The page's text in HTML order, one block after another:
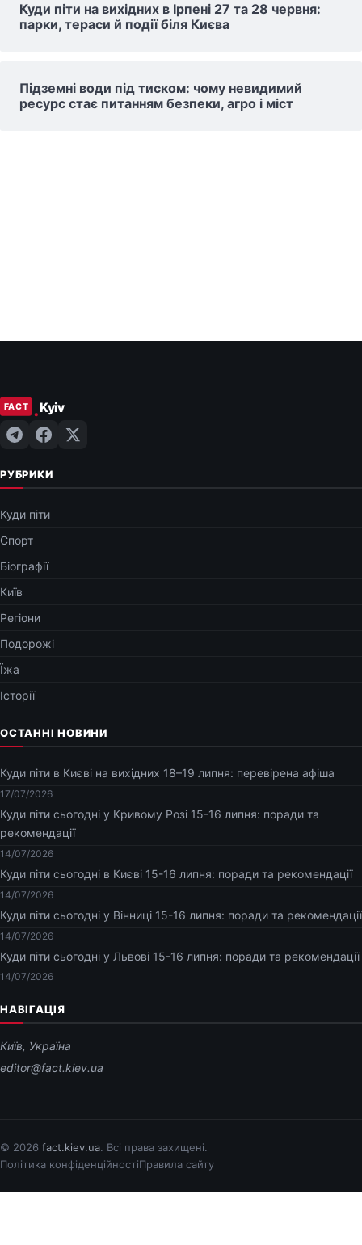
Куди піти на вихідних в Ірпені 27 та 28 червня:
парки, тераси й події біля Києва
Підземні води під тиском: чому невидимий
ресурс стає питанням безпеки, агро і міст
РУБРИКИ
Куди піти
Спорт
Біографії
Київ
Регіони
Подорожі
Їжа
Історії
ОСТАННІ НОВИНИ
Куди піти в Києві на вихідних 18–19 липня: перевірена афіша
17/07/2026
Куди піти сьогодні у Кривому Розі 15-16 липня: поради та
рекомендації
14/07/2026
Куди піти сьогодні в Києві 15-16 липня: поради та рекомендації
14/07/2026
Куди піти сьогодні у Вінниці 15-16 липня: поради та рекомендації
14/07/2026
Куди піти сьогодні у Львові 15-16 липня: поради та рекомендації
14/07/2026
НАВІГАЦІЯ
Київ, Україна
editor@fact.kiev.ua
© 2026 fact.kiev.ua. Всі права захищені.
Політика конфіденційностіПравила сайту